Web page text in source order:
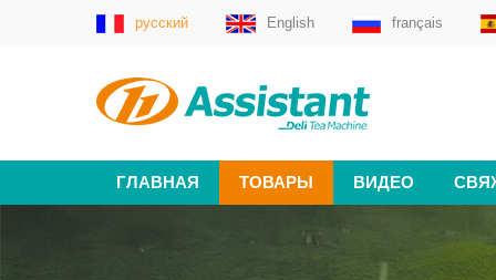
русский English français
ГЛАВНАЯ ТОВАРЫ ВИДЕО